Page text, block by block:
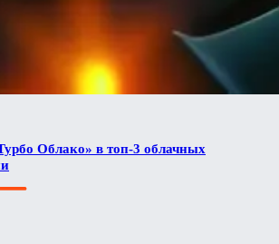
Облако» в топ-3 облачных